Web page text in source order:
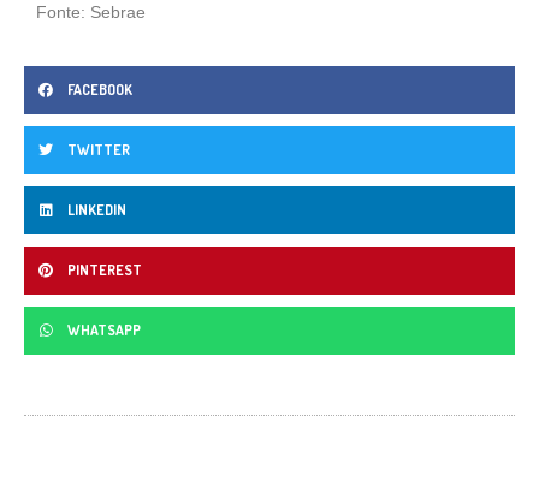
Fonte: Sebrae
FACEBOOK
TWITTER
LINKEDIN
PINTEREST
WHATSAPP